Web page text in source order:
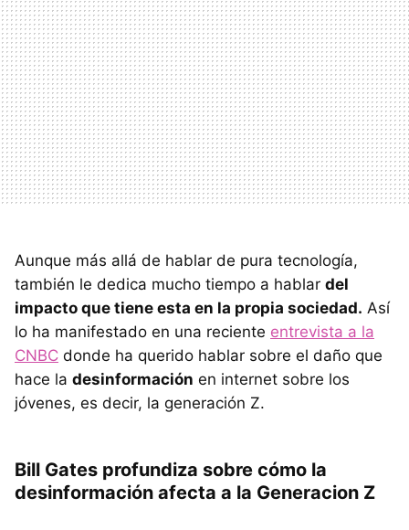
Aunque más allá de hablar de pura tecnología,
también le dedica mucho tiempo a hablar del
impacto que tiene esta en la propia sociedad. Así
lo ha manifestado en una reciente entrevista a la
CNBC donde ha querido hablar sobre el daño que
hace la desinformación en internet sobre los
jóvenes, es decir, la generación Z.
Bill Gates profundiza sobre cómo la
desinformación afecta a la Generacion Z